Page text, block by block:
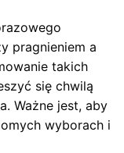
pragnieniem a
takich
się chwilą
Ważne jest, aby
wyborach i